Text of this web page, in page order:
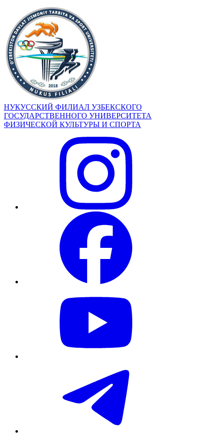
НУКУССКИЙ ФИЛИАЛ УЗБЕКСКОГО
ГОСУДАРСТВЕННОГО УНИВЕРСИТЕТА
ФИЗИЧЕСКОЙ КУЛЬТУРЫ И СПОРТА